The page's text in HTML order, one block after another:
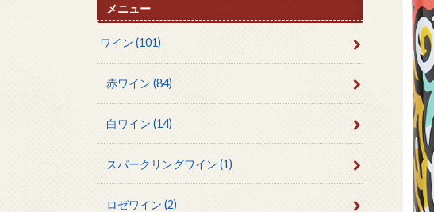
メニュー
ワイン(101)
赤ワイン (84)
白ワイン (14)
スパークリングワイン (1)
ロゼワイン (2)